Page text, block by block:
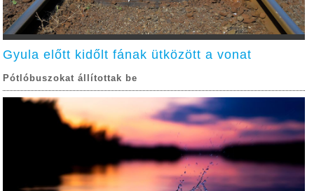
Gyula előtt kidőlt fának ütközött a vonat
Pótlóbuszokat állítottak be